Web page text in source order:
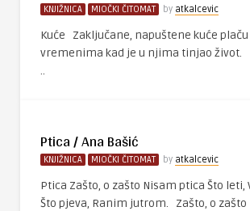
KNJIŽNICA MIOČKI ČITOMAT by atkalcevic
Kuće Zaključane, napuštene kuće
vremenima kad je u njima tinjao život.
..
Ptica / Ana Bašić
KNJIŽNICA MIOČKI ČITOMAT by atkalcevic
Ptica Zašto, o zašto Nisam ptica Što leti,
Što pjeva, Ranim jutrom. Zašto, o zašto